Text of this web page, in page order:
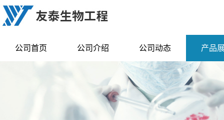
公司首页 公司介绍 公司动态 产品